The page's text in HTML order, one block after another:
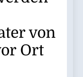
von
Ort